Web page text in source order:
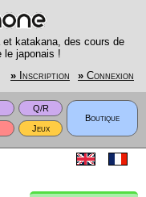
et katakana, des cours de
le japonais !
» Inscription » Connexion
Q/R
Boutique
Jeux